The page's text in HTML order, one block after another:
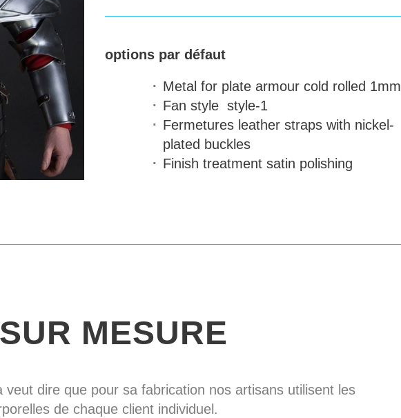
options par défaut
Metal for plate armour cold rolled 1mm
Fan style style-1
Fermetures leather straps with nickel-
plated buckles
Finish treatment satin polishing
MESURE
dire que pour sa fabrication nos artisans utilisent les
de chaque client individuel.